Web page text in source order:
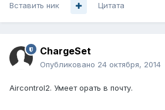
Вставить ник Цитата
ChargeSet
Опубликовано 24 октября, 2014
Aircontrol2. Умеет орать в почту.